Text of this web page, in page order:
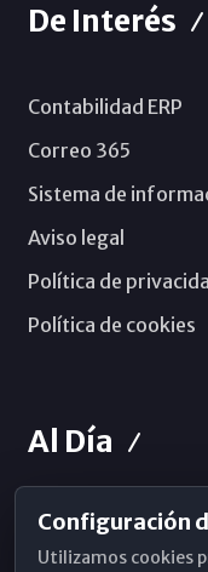
De Interés
Contabilidad ERP
Correo 365
Sistema de
Aviso legal
Política de
Política de cookies
Al Día
Horarios de Misa
Configuración
Utilizamos cookies